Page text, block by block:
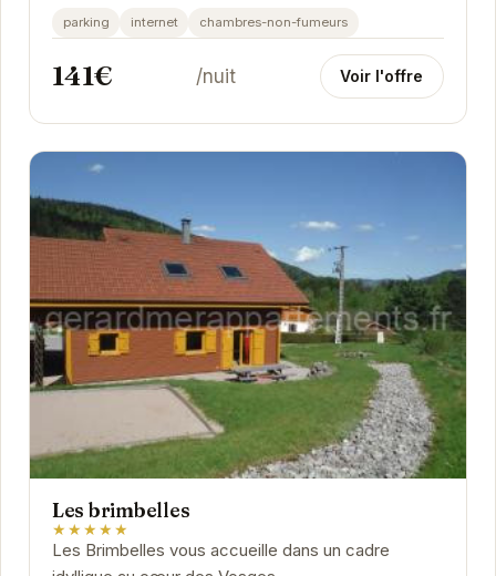
imprenable sur le lac de Gérardmer. Son
emplacement...
parking internet chambres-non-fumeurs
141€ /nuit Voir l'offre
Les brimbelles
★★★★★
Les Brimbelles vous accueille dans un cadre